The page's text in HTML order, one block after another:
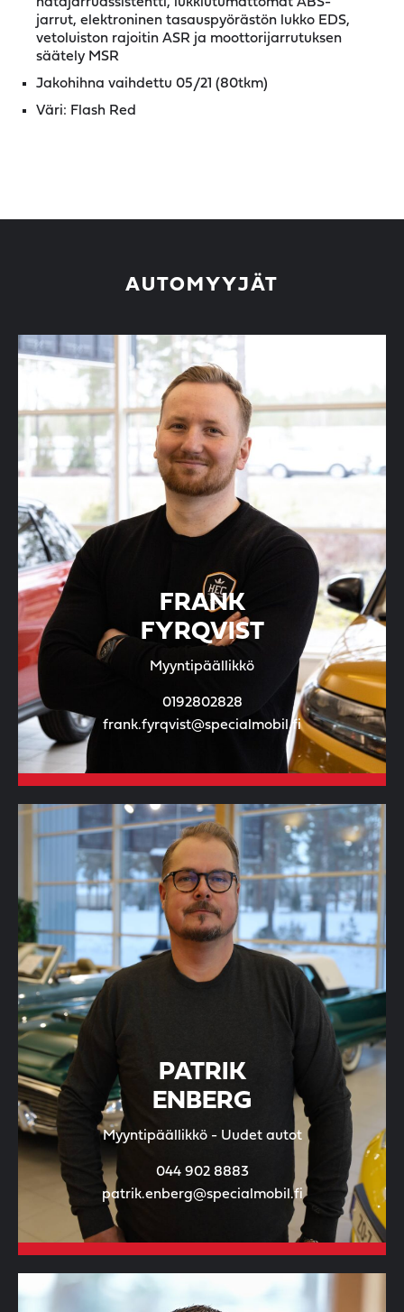
jarrut, elektroninen tasauspyörästön lukko EDS,
vetoluiston rajoitin ASR ja moottorijarrutuksen
säätely MSR
Jakohihna vaihdettu 05/21 (80tkm)
Väri: Flash Red
AUTOMYYJÄT
FRANK
FYRQVIST
Myyntipäällikkö
0192802828
frank.fyrqvist@specialmobil.fi
PATRIK
ENBERG
Myyntipäällikkö - Uudet autot
044 902 8883
patrik.enberg@specialmobil.fi